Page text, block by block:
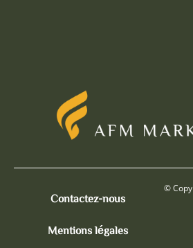
Contactez-nous
Mentions légales
©